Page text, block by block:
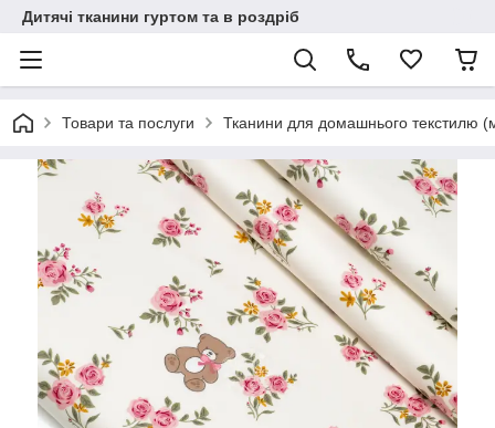
Дитячі тканини гуртом та в роздріб
Товари та послуги Тканини для домашнього текстилю